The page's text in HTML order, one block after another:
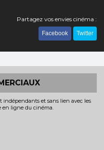
Partagez vos envies cinéma :
Facebook Twitter
indépendants et sans lien avec les
en ligne du cinéma.